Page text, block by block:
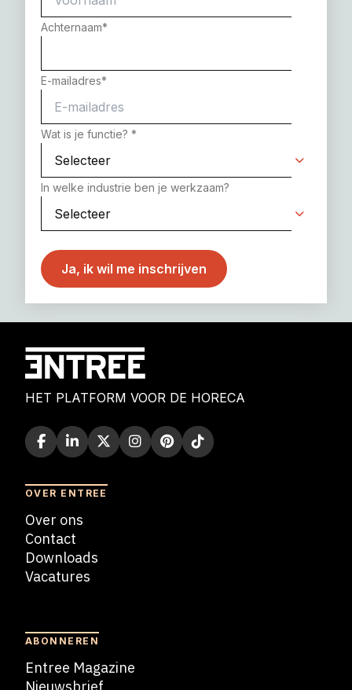
Achternaam*
E-mailadres*
Wat is je functie? *
In welke industrie ben je werkzaam?
HET PLATFORM VOOR DE HORECA
OVER ENTREE
Over ons
Contact
Downloads
Vacatures
ABONNEREN
Entree Magazine